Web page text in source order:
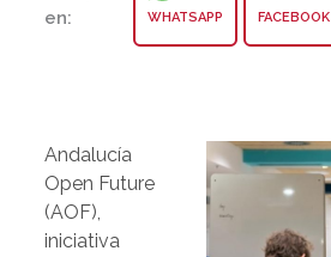
en:
WHATSAPP FACEBOOK
Andalucía
Open Future
(AOF),
iniciativa